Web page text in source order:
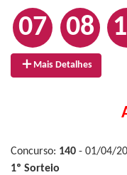
07 08
Mais Detalhes
Concurso: 140 - 01/04/
1º Sorteio